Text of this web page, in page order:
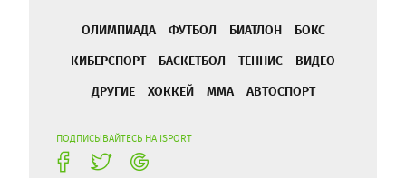
ОЛИМПИАДА ФУТБОЛ БИАТЛОН
БОКС
КИБЕРСПОРТ
БАСКЕТБОЛ ТЕННИС
ВИДЕО
ДРУГИЕ
ХОККЕЙ ММА АВТОСПОРТ
ПОДПИСЫВАЙТЕСЬ НА ISPORT